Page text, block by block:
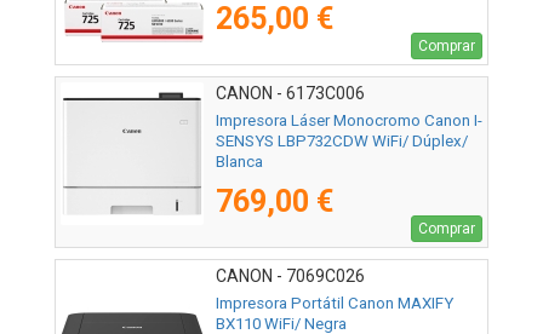
265,00 €
Comprar
CANON - 6173C006
Impresora Láser Monocromo Canon I-
SENSYS LBP732CDW WiFi/ Dúplex/
Blanca
769,00 €
Comprar
CANON - 7069C026
Impresora Portátil Canon MAXIFY
BX110 WiFi/ Negra